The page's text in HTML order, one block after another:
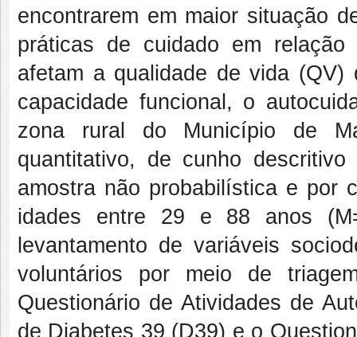
encontrarem em maior situação
práticas de cuidado em
afetam a qualidade de vida
capacidade funcional, o
zona rural do Município de
quantitativo, de cunho
amostra não probabilística e por
idades entre 29 e 88 anos
levantamento de variáveis
voluntários por meio de
Questionário de Atividades de
de Diabetes 39 (D39) e o